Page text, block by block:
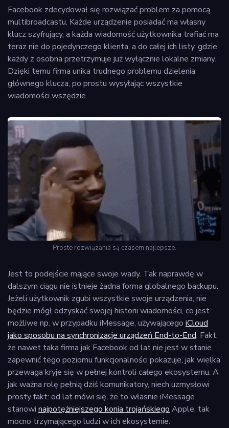
Facebook zdecydował się rozwiązać problem za pomocą
multibroadcastu. Każde urządzenie posiadać ma własny
klucz szyfrujący, a każda wiadomość użytkownika trafiać ma
teraz nie do pojedynczego klienta, a do całej ich listy, gdzie
każdy z osobna przetrzymuje już wyłącznie lokalne zmiany.
Dzięki temu firma unika trudnego problemu dzielenia
głównego klucza, po prostu wysyłając wszystkie
wiadomości wszędzie.
Proste rozwiązania są czasem najlepsze.
Jest to podejście mające swoje wady. Tak naprawdę w
dalszym ciągu nie istnieje żadna forma globalnego backupu.
Jeżeli użytkownik zgubi wszystkie swoje urządzenia, nie
będzie mógł odzyskać swojej historii wiadomości, co jest
możliwe np. w przypadku iMessage, używającego iCloud
jako sposobu na synchronizacje urządzeń End-to-End. Fakt,
że nawet taka firma jak Facebook od lat nie jest w stanie
zapewnić tego poziomu funkcjonalności pokazuje, jak wielka
przewaga kryje się w pełnej kontroli całego ekosystemu. A
jak ważna rolę pełnią dziś komunikatory, niech uzmysłowi
prosty fakt: od lat mówi się, że to własnie iMessage
stanowi najpotężniejszego konia trojańskiego Apple, tak
mocno trzymającego ludzi w ich ekosystemie.